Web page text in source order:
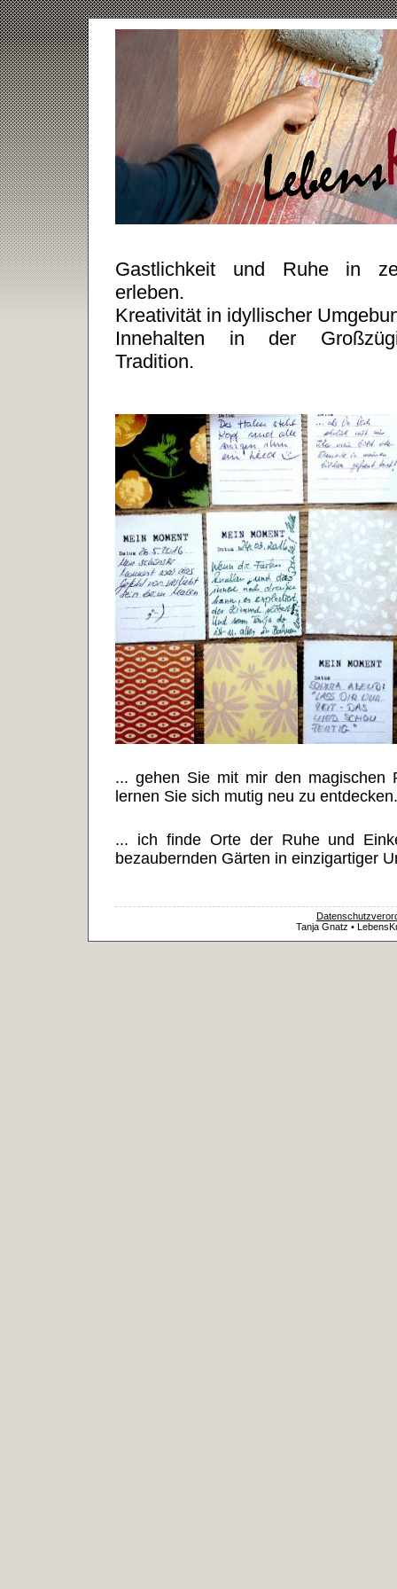
Gastlichkeit und Ruhe in
erleben.
Kreativität in idyllischer
Innehalten in der
Tradition.
... gehen Sie mit mir den magischen
lernen Sie sich mutig neu zu entdecken.
... ich finde Orte der Ruhe und
bezaubernden Gärten in einzigartiger
Tanja Gnatz •